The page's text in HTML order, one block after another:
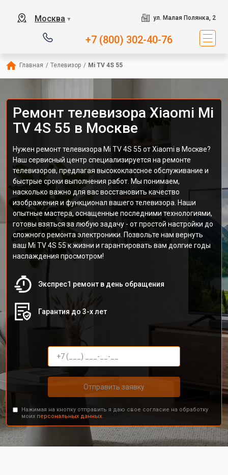
Москва ▼ ул. Малая Полянка, 2
+7 (800) 302-40-76
Главная / Телевизор / Mi TV 4S 55
Ремонт телевизора Xiaomi Mi
TV 4S 55 в Москве
Нужен ремонт телевизора Mi TV 4S 55 от Xiaomi в Москве?
Наш сервисный центр специализируется на ремонте
телевизоров, предлагая высококлассное обслуживание и
быстрые сроки выполнения работ. Мы понимаем,
насколько важно для вас восстановить качество
изображения и функционал вашего телевизора. Наши
опытные мастера, оснащенные последними технологиями,
готовы взяться за любую задачу - от простой настройки до
сложного ремонта электроники. Позвольте нам вернуть
ваш Mi TV 4S 55 к жизни и гарантировать вам долгие годы
наслаждения просмотром!
Экспрес1 ремонт в день обращения
Гарантия до 3-х лет
Отправить заявку
Нажимая на кнопку отправить я даю свое согласие на обработку
моих персональных данных.